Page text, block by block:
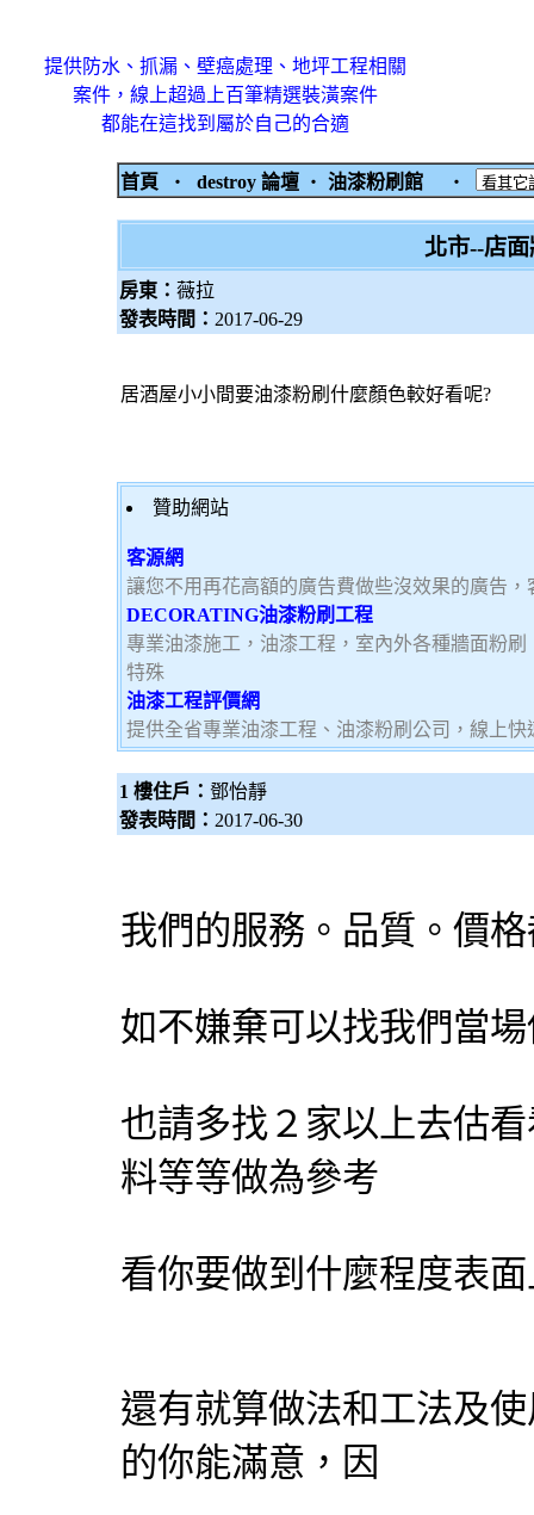
提供防水、抓漏、壁癌處理、地坪工程相關
案件，線上超過上百筆精選裝潢案件
都能在這找到屬於自己的合適
首頁 ‧ destroy 論壇 ‧ 油漆粉刷館 ‧
北市--店
房東： 薇拉
發表時間： 2017-06-29
居酒屋小小間要油漆粉刷什麼顏色較好看呢?
贊助網站
客源網
讓您不用再花高額的廣告費做些沒效果的廣告
DECORATING油漆粉刷工程
專業油漆施工，油漆工程，室內外各種牆面粉
特殊
油漆工程評價網
提供全省專業油漆工程、油漆粉刷公司，線上
1 樓住戶： 鄧怡靜
發表時間： 2017-06-30
我們的服務。品質。價
如不嫌棄可以找我們當
也請多找２家以上去估
料等等做為參考
看你要做到什麼程度表
還有就算做法和工法及
的你能滿意，因